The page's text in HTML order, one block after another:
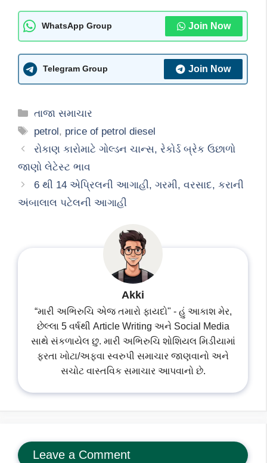
WhatsApp Group Join Now
Telegram Group Join Now
Categories
તાજા સમાચાર
Tags
petrol, price of petrol diesel
રોકાણ કારોમાટે ગોલ્ડન ચાન્સ, રેકોર્ડ બ્રેક ઉછાળો
જાણો લેટેસ્ટ ભાવ
6 થી 14 એપ્રિલની આગાહી, ગરમી, વરસાદ, કરાની
અંબાલાલ પટેલની આગાહી
Akki
“મારી અભિરુચિ એજ તમારો ફાયદો" - હું આકાશ મેર,
છેલ્લા 5 વર્ષથી Article Writing અને Social Media
સાથે સંકળાયેલ છુ. મારી અભિરુચિ શોશિયલ મિડીયામાં
ફરતા ખોટા/અફવા સ્વરુપી સમાચાર જાણવાનો અને
સચોટ વાસ્તવિક સમાચાર આપવાનો છે.
Leave a Comment